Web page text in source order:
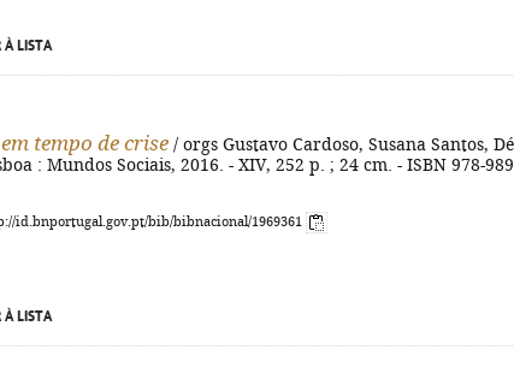
À LISTA
tempo de crise / orgs Gustavo Cardoso, Susana Santos,
: Mundos Sociais, 2016. - XIV, 252 p. ; 24 cm. - ISBN 978-
id.bnportugal.gov.pt/bib/bibnacional/1969361
À LISTA